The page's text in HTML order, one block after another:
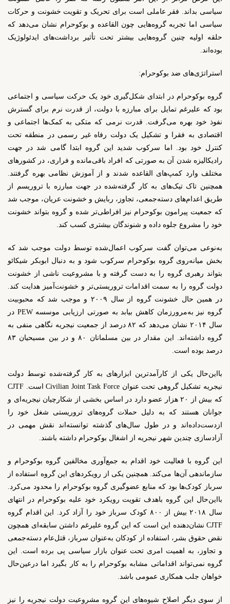
سیاسی بداند. فقر عاملی است برای تحریک و تقویت خشونت و حرکات
سیاسی اما تجربه گروه‌هایی چون القاعده و بوکوحرام نشان می‌دهد که
حلقه اولیه چنین گروه‌هایی بیشتر تحت تأثیر برداشت‌های ایدئولوژیک
بوده‌اند.
استراتژی‌های ضد بوکوحرام:
گروه بوکوحرام در ابتدای شکل‌گیری خود یک حرکت سیاسی و اجتماعی
بود که علیرغم تمایل برای مبارزه با دولت، از قدرت نرم برای گسترش
نفوذ خود بهره می‌گرفت. قدرت نرمی که متکی به کمک‌ها اجتماعی و
اقتصادی به فقرا و تشکیل یک دولت رفاه غیر رسمی در منطقه تحت
کنترل خود بود. اما سرکوب شدید این گروه ابتدا گامی شد در جهت
رادیکالیزه شدن آن به صورتی که افراد باقی‌مانده و فراری، در کشورهای
مختلف وارد کمپ‌های القاعده شدند و از آموزش نظامی بهره گرفتند.
همچنین تاک تیک‌های به کار گرفته‌شده در جهت مبارزه با تروریسم از
طریق اعدام‌های دسته‌جمعی، تجاوز، ربایش و خشونت عریان، موجب شد
که جمعیت پیرامون بوکوحرام نیز افراطی‌تر شده و گروه بتواند خشونت
خود را مشروع جلوه داده و شنوندگان بیشتری کسب کند.
به‌نوعی می‌توان گفت سرکوب اعمال‌شده توسط دولت موجب شد که
بخش میانه‌روی گروه بوکوحرام سرکوب شود و به دنبال ابوبکر شیکائو
بتواند رهبری گروه را به دست گرفته و با مشروعیت ناشی از خشونت
دولت گروه را به سمت اقدامات تروریستی‌تر و خشونت‌آمیز هدایت کند.
در همین حال خشونت گروه از سال ۲۰۰۹ و موجب شد که محبوبیت
گروه نیز به‌مرورزمان کاهش بیابد به صورتی ارزیابی موسسهPEW در
سال ۲۰۱۴ نشان می‌دهد که ۸۲ درصد از جمعیت نیجریه نگاهی منفی به
گروه داشته‌اند. این مقدار در بین مسلمانان ۸۰ و در بین مسیحیان ۸۳
درصد بوده است.
بااین‌حال یکی از کارآمدترین ابزارهای به کار گرفته‌شده توسط دولت
نیجریه تشکیل گروهی تحت عنوان Civilian Joint Task Forceاست. CJTF
که بیش از ۲۰ هزار عضو دارد در اساس بخشی از شکارچیان نیجریه‌ای و
جوانان هستند که به دلیل حملات گروه‌های تروریستی شغل خود را
ازدست‌داده‌اند و در طول سال‌های گذشته توانسته‌اند نقش مهمی در
آزادسازی چندین شهر نیجریه از اشغال بوکوحرام داشته باشند.
این گروه با فعالیت خود اقدام به جمع‌آوری مخالفین گروه بوکوحرام و
سازماندهی آن‌ها می‌کند. همچنین یکی از رویکردهای این گروه استفاده از
سرباز کودک‌ها بود که منابع عضوگیری گروه بوکوحرام را محدود می‌کرد.
بااین‌حال این گروه باهدف تقویت رویکرد خود علیه بوکوحرام در انتهای
سال ۲۰۱۸ بیش از ۸۰۰ کودک سرباز خود را آزاد کرد. این اقدام گروه
CJTF نشان‌دهنده این است که این گروه علیرغم داشتن سابقه‌ای همچون
نقض حقوق بشر، استفاده از کودکان به‌عنوان سرباز، قتل‌عام دسته‌جمعی
و تجاوز، به اهمیت امری تحت عنوان بازار سیاسی پی برده است. این
گروه نمی‌تواند اقداماتی مشابه بوکوحرام را به کار بگیرد اما درعین‌حال
خواهان جلب همکاری عمومی باشد.
از سوی دیگر اصلاح شیوه‌های این گروه مشروعیت دولت نیجریه را نیز